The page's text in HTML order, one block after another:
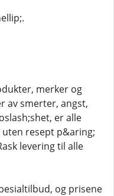
merker og
av smerter, angst,
er alle
resept p&aring;
levering til alle
og prisene